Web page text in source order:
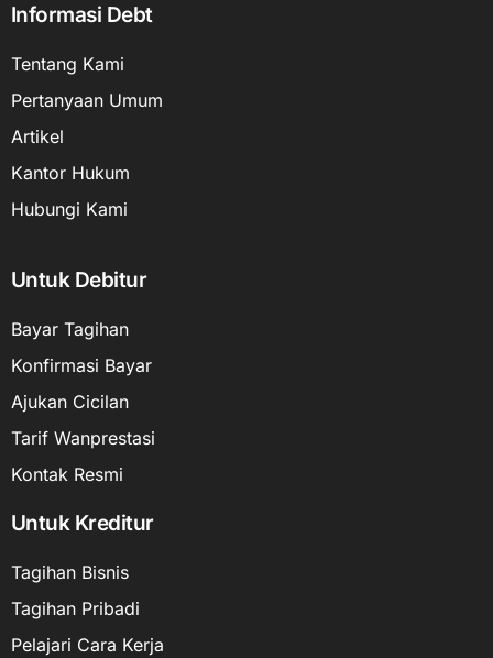
Informasi Debt
Tentang Kami
Pertanyaan Umum
Artikel
Kantor Hukum
Hubungi Kami
Untuk Debitur
Bayar Tagihan
Konfirmasi Bayar
Ajukan Cicilan
Tarif Wanprestasi
Kontak Resmi
Untuk Kreditur
Tagihan Bisnis
Tagihan Pribadi
Pelajari Cara Kerja